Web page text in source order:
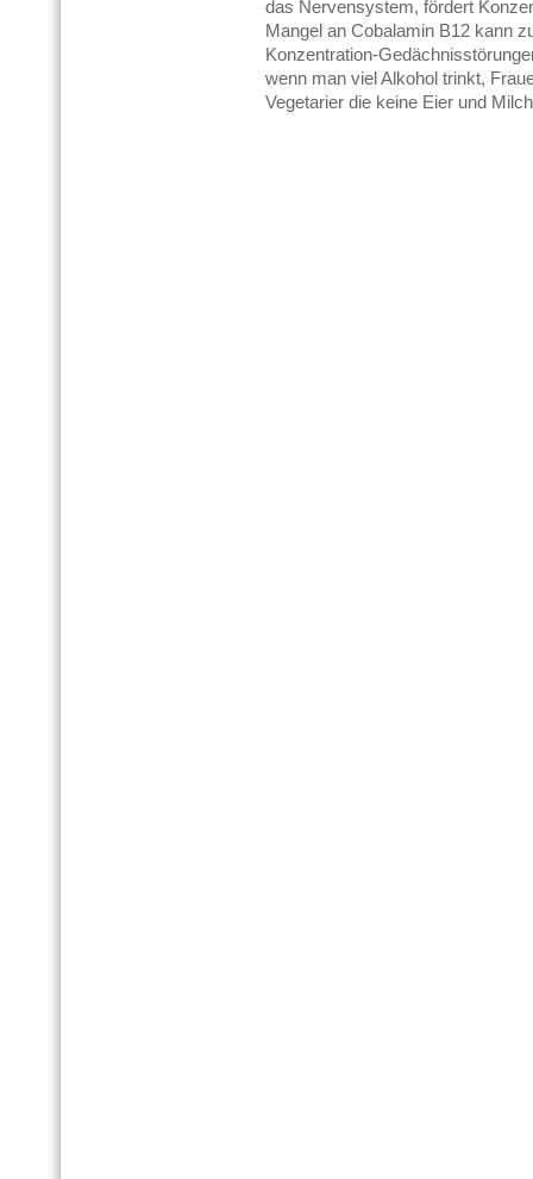
das Nervensystem, fördert
Mangel an Cobalamin B12 kann
Konzentration-
wenn man viel Alkohol trinkt,
Vegetarier die keine Eier und